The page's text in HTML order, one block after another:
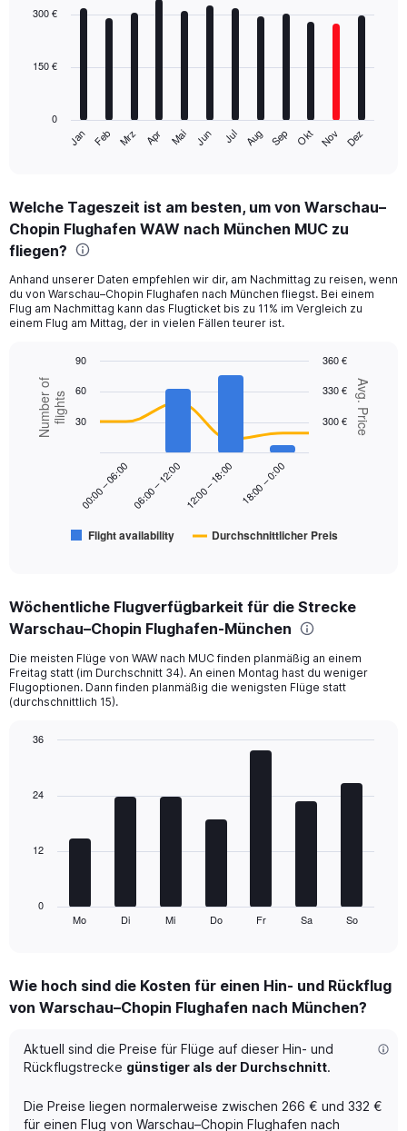
with
The
Range:
12
categories.
The
chart
has
1
Y
displaying
values.
Range:
Jan Feb Mrz Apr Mai Jun Jul Aug Sep Okt Nov Dez
0
150 €
300 €
Welche Tageszeit ist am besten, um von Warschau–
Chopin Flughafen WAW nach München MUC zu
fliegen?
Anhand unserer Daten empfehlen wir dir, am Nachmittag zu reisen, wenn
du von Warschau–Chopin Flughafen nach München fliegst. Bei einem
Flug am Nachmittag kann das Flugticket bis zu 11% im Vergleich zu
einem Flug am Mittag, der in vielen Fällen teurer ist.
Combination
chart
with
data
categories.
Range:
categories.
The
chart
Y
Avg.
Number
Chart
graphic.
Avg. Price
Number offlights
Flight availability Durchschnittlicher Preis
00:00 – 06:00 06:00 – 12:00 12:00 – 18:00 18:00 – 0:00
300 €
330 €
360 €
30
60
90
Wöchentliche Flugverfügbarkeit für die Strecke
Warschau–Chopin Flughafen-München
Die meisten Flüge von WAW nach MUC finden planmäßig an einem
Freitag statt (im Durchschnitt 34). An einen Montag hast du weniger
Flugoptionen. Dann finden planmäßig die wenigsten Flüge statt
(durchschnittlich 15).
with
The
Range:
7
The
chart
has
Y
Mo Di Mi Do Fr Sa So
0
12
24
36
Wie hoch sind die Kosten für einen Hin- und Rückflug
von Warschau–Chopin Flughafen nach München?
Aktuell sind die Preise für Flüge auf dieser Hin- und
Rückflugstrecke günstiger als der Durchschnitt.
Die Preise liegen normalerweise zwischen 266 € und 332 €
für einen Flug von Warschau–Chopin Flughafen nach